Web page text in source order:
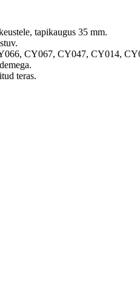
tapikaugus 35 mm.
CY067, CY047, CY014,
teras.